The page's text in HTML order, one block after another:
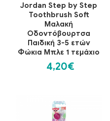
Jordan Step by Step
Toothbrush Soft
Μαλακή
Οδοντόβουρτσα
Παιδική 3-5 ετών
Φώκια Μπλε 1 τεμάχιο
4,20€